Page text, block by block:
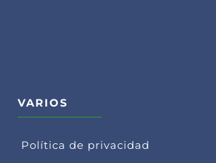
VARIOS
Política de privacidad